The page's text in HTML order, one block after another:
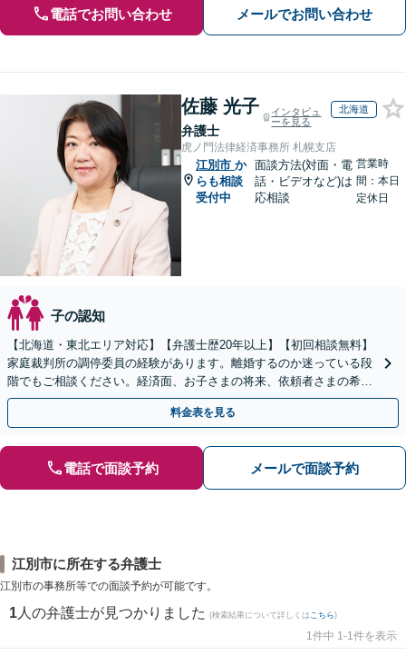
電話でお問い合わせ メールでお問い合わせ
佐藤 光子
弁護士
インタビュ
ーを見る
北海道
虎ノ門法律経済事務所 札幌支店
江別市 か
らも相談
受付中
面談方法(対面・電
話・ビデオなど)は
応相談
営業時
間：本日
定休日
子の認知
【北海道・東北エリア対応】【弁護士歴20年以上】【初回相談無料】
家庭裁判所の調停委員の経験があります。離婚するのか迷っている段
階でもご相談ください。経済面、お子さまの将来、依頼者さまの希望
を考慮した最善の解決策をご提案します。
料金表を見る
電話で面談予約 メールで面談予約
江別市に所在する弁護士
江別市の事務所等での面談予約が可能です。
1 人の弁護士が見つかりました (検索結果について詳しくは こちら)
1件中 1-1件を表示